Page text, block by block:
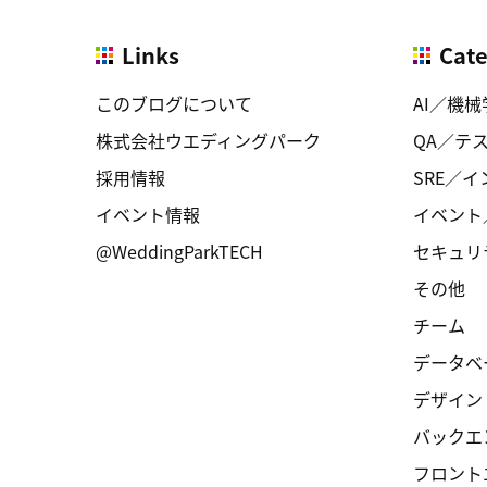
AI／機械
QA／テ
SRE／
イベン
セキュ
その他
チーム
データ
デザイン
バック
フロン
Links
このブログについて
株式会社ウエディングパーク
採用情報
イベント情報
@WeddingParkTECH